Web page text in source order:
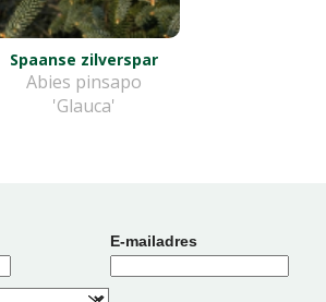
Spaanse zilverspar
Abies pinsapo
'Glauca'
E-mailadres